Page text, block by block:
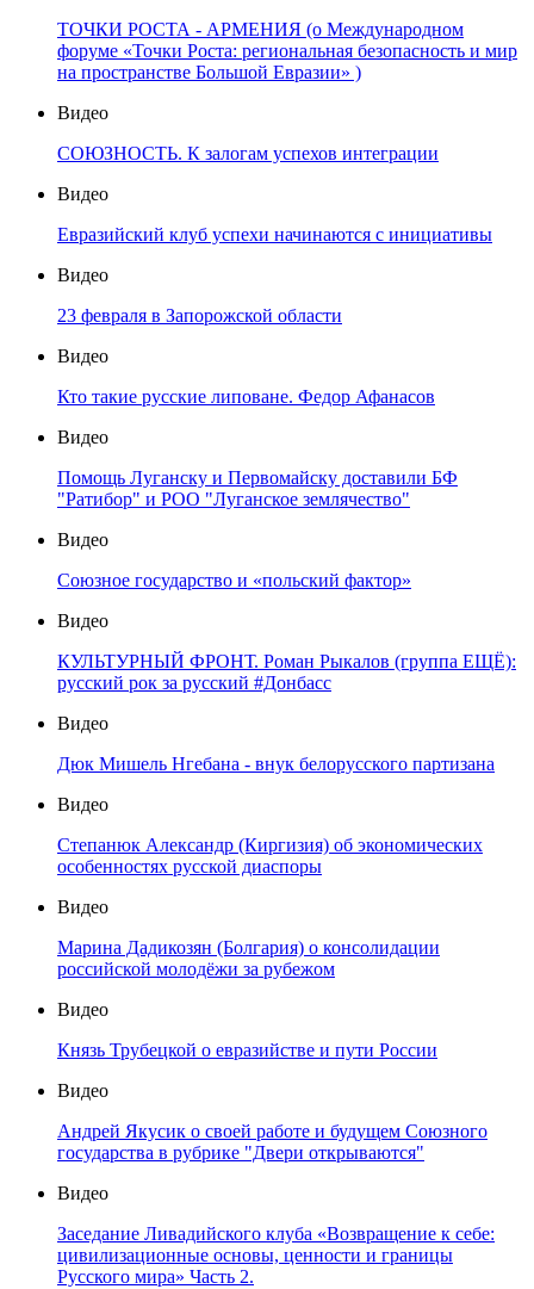
ТОЧКИ РОСТА - АРМЕНИЯ (о Международном
форуме «Точки Роста: региональная безопасность и мир
на пространстве Большой Евразии» )
Видео
СОЮЗНОСТЬ. К залогам успехов интеграции
Видео
Евразийский клуб успехи начинаются с инициативы
Видео
23 февраля в Запорожской области
Видео
Кто такие русские липоване. Федор Афанасов
Видео
Помощь Луганску и Первомайску доставили БФ
"Ратибор" и РОО "Луганское землячество"
Видео
Союзное государство и «польский фактор»
Видео
КУЛЬТУРНЫЙ ФРОНТ. Роман Рыкалов (группа ЕЩЁ):
русский рок за русский #Донбасс
Видео
Дюк Мишель Нгебана - внук белорусского партизана
Видео
Степанюк Александр (Киргизия) об экономических
особенностях русской диаспоры
Видео
Марина Дадикозян (Болгария) о консолидации
российской молодёжи за рубежом
Видео
Князь Трубецкой о евразийстве и пути России
Видео
Андрей Якусик о своей работе и будущем Союзного
государства в рубрике "Двери открываются"
Видео
Заседание Ливадийского клуба «Возвращение к себе:
цивилизационные основы, ценности и границы
Русского мира» Часть 2.